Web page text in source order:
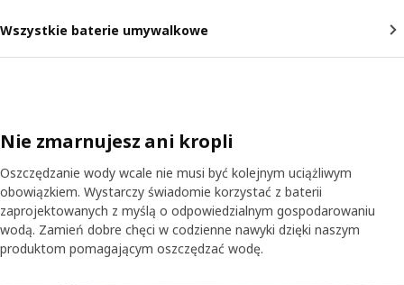
Wszystkie baterie umywalkowe
Nie zmarnujesz ani kropli
Oszczędzanie wody wcale nie musi być kolejnym uciążliwym
obowiązkiem. Wystarczy świadomie korzystać z baterii
zaprojektowanych z myślą o odpowiedzialnym gospodarowaniu
wodą. Zamień dobre chęci w codzienne nawyki dzięki naszym
produktom pomagającym oszczędzać wodę.